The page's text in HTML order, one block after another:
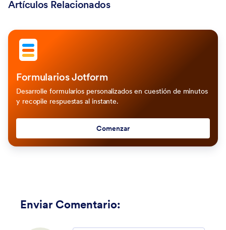
Artículos Relacionados
Formularios Jotform
Desarrolle formularios personalizados en cuestión de minutos
y recopile respuestas al instante.
Comenzar
Enviar Comentario: